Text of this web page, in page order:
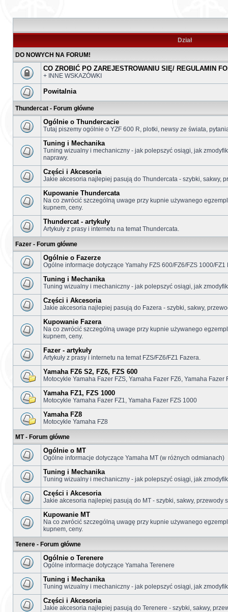
Dział
DO NOWYCH NA FORUM!
CO ZROBIĆ PO ZAREJESTROWANIU SIĘ/ REGULAMIN
+ INNE WSKAZÓWKI
Powitalnia
Thundercat - Forum główne
Ogólnie o Thundercacie
Tutaj piszemy ogólnie o YZF 600 R, plotki, newsy ze świata,
Tuning i Mechanika
Tuning wizualny i mechaniczny - jak polepszyć osiągi, jak
naprawy.
Części i Akcesoria
Jakie akcesoria najlepiej pasują do Thundercata - szybki, sakwy,
Kupowanie Thundercata
Na co zwrócić szczególną uwage przy kupnie używanego
kupnem, ceny.
Thundercat - artykuły
Artykuły z prasy i internetu na temat Thundercata.
Fazer - Forum główne
Ogólnie o Fazerze
Ogólne informacje dotyczące Yamahy FZS 600/FZ6/FZS 1000/FZ1
Tuning i Mechanika
Tuning wizualny i mechaniczny - jak polepszyć osiągi, jak
Części i Akcesoria
Jakie akcesoria najlepiej pasują do Fazera - szybki, sakwy,
Kupowanie Fazera
Na co zwrócić szczególną uwage przy kupnie używanego
kupnem, ceny.
Fazer - artykuły
Artykuły z prasy i internetu na temat FZS/FZ6/FZ1 Fazera.
Yamaha FZ6 S2, FZ6, FZS 600
Motocykle Yamaha Fazer FZS, Yamaha Fazer FZ6, Yamaha Fazer
Yamaha FZ1, FZS 1000
Motocykle Yamaha Fazer FZ1, Yamaha Fazer FZS 1000
Yamaha FZ8
Motocykle Yamaha FZ8
MT - Forum główne
Ogólnie o MT
Ogólne informacje dotyczące Yamaha MT (w różnych odmianach)
Tuning i Mechanika
Tuning wizualny i mechaniczny - jak polepszyć osiągi, jak
Części i Akcesoria
Jakie akcesoria najlepiej pasują do MT - szybki, sakwy, przewody
Kupowanie MT
Na co zwrócić szczególną uwagę przy kupnie używanego
kupnem, ceny.
Tenere - Forum główne
Ogólnie o Terenere
Ogólne informacje dotyczące Yamaha Terenere
Tuning i Mechanika
Tuning wizualny i mechaniczny - jak polepszyć osiągi, jak
Części i Akcesoria
Jakie akcesoria najlepiej pasują do Terenere - szybki, sakwy,